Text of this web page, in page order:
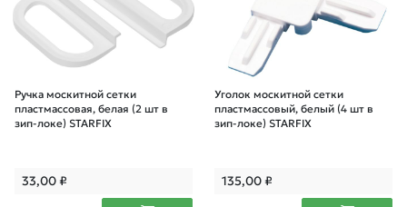
Ручка москитной сетки
пластмассовая, белая (2 шт в
зип-локе) STARFIX
33,00₽
Уголок москитной сетки
пластмассовый, белый (4 шт в
зип-локе) STARFIX
135,00₽